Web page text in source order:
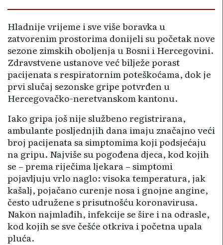
Hladnije vrijeme i sve više boravka u
zatvorenim prostorima donijeli su početak nove
sezone zimskih oboljenja u Bosni i Hercegovini.
Zdravstvene ustanove već bilježe porast
pacijenata s respiratornim poteškoćama, dok je
prvi slučaj sezonske gripe potvrđen u
Hercegovačko-neretvanskom kantonu.
Iako gripa još nije službeno registrirana,
ambulante posljednjih dana imaju značajno veći
broj pacijenata sa simptomima koji podsjećaju
na gripu. Najviše su pogođena djeca, kod kojih
se – prema riječima ljekara – simptomi
pojavljuju vrlo naglo: visoka temperatura, jak
kašalj, pojačano curenje nosa i gnojne angine,
često udružene s prisutnošću koronavirusa.
Nakon najmlađih, infekcije se šire i na odrasle,
kod kojih se sve češće otkriva i početna upala
pluća.